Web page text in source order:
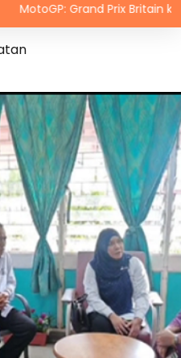
Prix Britain kekal dalam